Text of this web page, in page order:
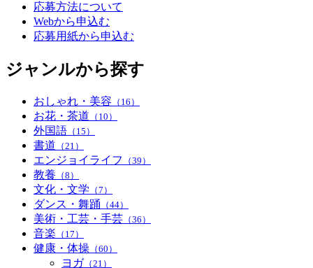
応募方法について
Webから申込む
応募用紙から申込む
ジャンルから探す
おしゃれ・美容 （16）
お花・茶道 （10）
外国語 （15）
書道 （21）
エンジョイライフ （39）
教養 （8）
文化・文学 （7）
ダンス・舞踊 （44）
美術・工芸・手芸 （36）
音楽 （17）
健康・体操 （60）
ヨガ （21）